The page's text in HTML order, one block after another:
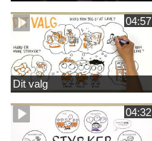
04:57
Dit valg
04:32